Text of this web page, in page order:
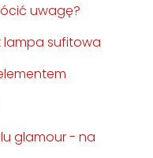
uwagę?
lampa sufitowa
glamour - na